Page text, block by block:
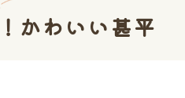
かわいい甚平